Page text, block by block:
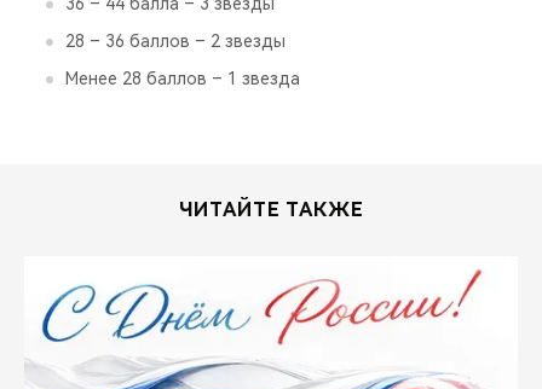
28 – 36 баллов – 2 звезды
Менее 28 баллов – 1 звезда
ЧИТАЙТЕ ТАКЖЕ